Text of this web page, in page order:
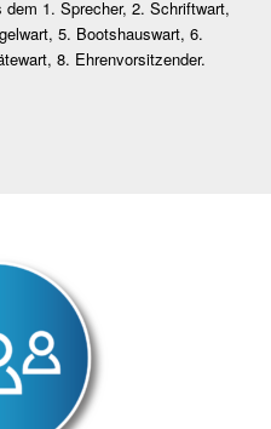
1. Sprecher, 2. Schriftwart,
5. Bootshauswart, 6.
8. Ehrenvorsitzender.